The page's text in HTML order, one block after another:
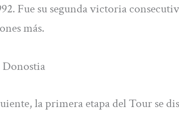
Fue su segunda victoria
más.
Donostia
la primera etapa del Tour se